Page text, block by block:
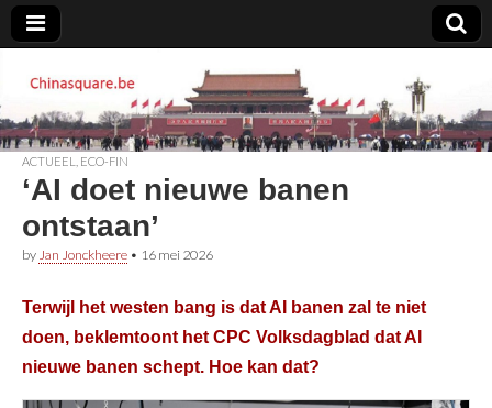
Chinasquare.be
ACTUEEL ECO-FIN
‘AI doet nieuwe banen
ontstaan’
by Jan Jonckheere • 16 mei 2026
Terwijl het westen bang is dat AI banen zal te niet
doen, beklemtoont het CPC Volksdagblad dat AI
nieuwe banen schept. Hoe kan dat?